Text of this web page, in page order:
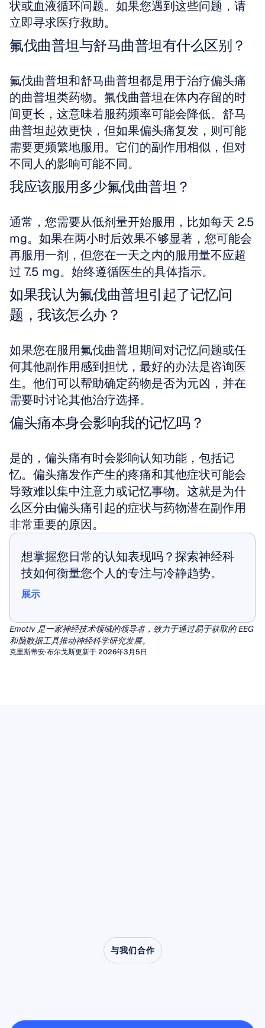
状或血液循环问题。如果您遇到这些问题，请
立即寻求医疗救助。
氟伐曲普坦与舒马曲普坦有什么区别？
氟伐曲普坦和舒马曲普坦都是用于治疗偏头痛
的曲普坦类药物。氟伐曲普坦在体内存留的时
间更长，这意味着服药频率可能会降低。舒马
曲普坦起效更快，但如果偏头痛复发，则可能
需要更频繁地服用。它们的副作用相似，但对
不同人的影响可能不同。
我应该服用多少氟伐曲普坦？
通常，您需要从低剂量开始服用，比如每天 2.5
mg。如果在两小时后效果不够显著，您可能会
再服用一剂，但您在一天之内的服用量不应超
过 7.5 mg。始终遵循医生的具体指示。
如果我认为氟伐曲普坦引起了记忆问
题，我该怎么办？
如果您在服用氟伐曲普坦期间对记忆问题或任
何其他副作用感到担忧，最好的办法是咨询医
生。他们可以帮助确定药物是否为元凶，并在
需要时讨论其他治疗选择。
偏头痛本身会影响我的记忆吗？
是的，偏头痛有时会影响认知功能，包括记
忆。偏头痛发作产生的疼痛和其他症状可能会
导致难以集中注意力或记忆事物。这就是为什
么区分由偏头痛引起的症状与药物潜在副作用
非常重要的原因。
想掌握您日常的认知表现吗？探索神经科
技如何衡量您个人的专注与冷静趋势。
展示
Emotiv 是一家神经技术领域的领导者，致力于通过易于获取的 EEG
和脑数据工具推动神经科学研究发展。
克里斯蒂安·布尔戈斯更新于 2026年3月5日
与我们合作
验室时有什么可能